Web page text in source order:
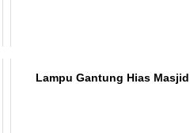
Lampu Gantung Hias Masjid